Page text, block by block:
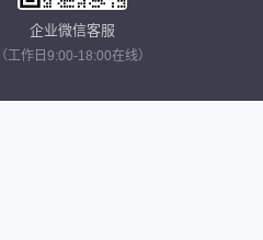
企业微信客服
（工作日9:00-18:00在线）